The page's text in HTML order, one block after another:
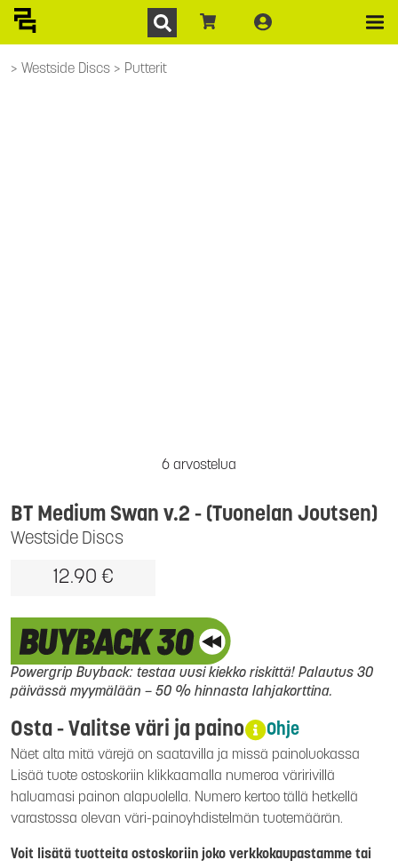
Westside Discs Putterit
6 arvostelua
Westside Discs
BT Medium Swan v.2 - (Tuonelan Joutsen)
12.90 €
Powergrip Buyback: testaa uusi kiekko riskittä! Palautus 30
päivässä myymälään – 50 % hinnasta lahjakorttina.
Osta - Valitse väri ja paino Ohje
Näet alta mitä värejä on saatavilla ja missä painoluokassa
Lisää tuote ostoskoriin klikkaamalla numeroa väririvillä
haluamasi painon alapuolella. Numero kertoo tällä hetkellä
varastossa olevan väri-painoyhdistelmän tuotemäärän.
Voit lisätä tuotteita ostoskoriin joko verkkokaupastamme tai